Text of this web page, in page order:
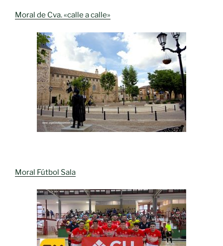
Moral de Cva. «calle a calle»
Moral Fútbol Sala